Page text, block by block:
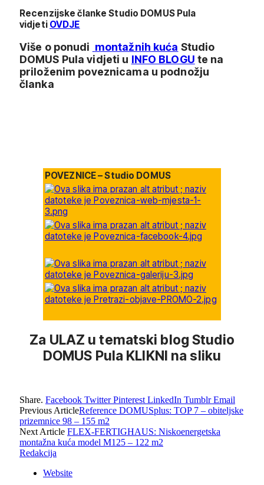
Recenzijske članke Studio DOMUS Pula
vidjeti OVDJE
Više o ponudi montažnih kuća Studio
DOMUS Pula vidjeti u INFO BLOGU te na
priloženim poveznicama u podnožju
članka
POVEZNICE – Studio DOMUS
Za ULAZ u tematski blog Studio
DOMUS Pula KLIKNI na sliku
Share. Facebook Twitter Pinterest LinkedIn Tumblr Email
Previous ArticleReference DOMUSplus: TOP 7 – obiteljske
prizemnice 98 – 155 m2
Next Article FLEX-FERTIGHAUS: Niskoenergetska
montažna kuća model M125 – 122 m2
Redakcija
Website